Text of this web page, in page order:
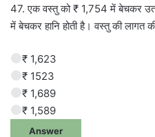
47. एक वस्तु को ₹ 1,754 में बेचकर
में बेचकर हानि होती है। वस्तु की लागत
₹ 1,623
₹ 1523
₹ 1,689
₹ 1,589
Answer